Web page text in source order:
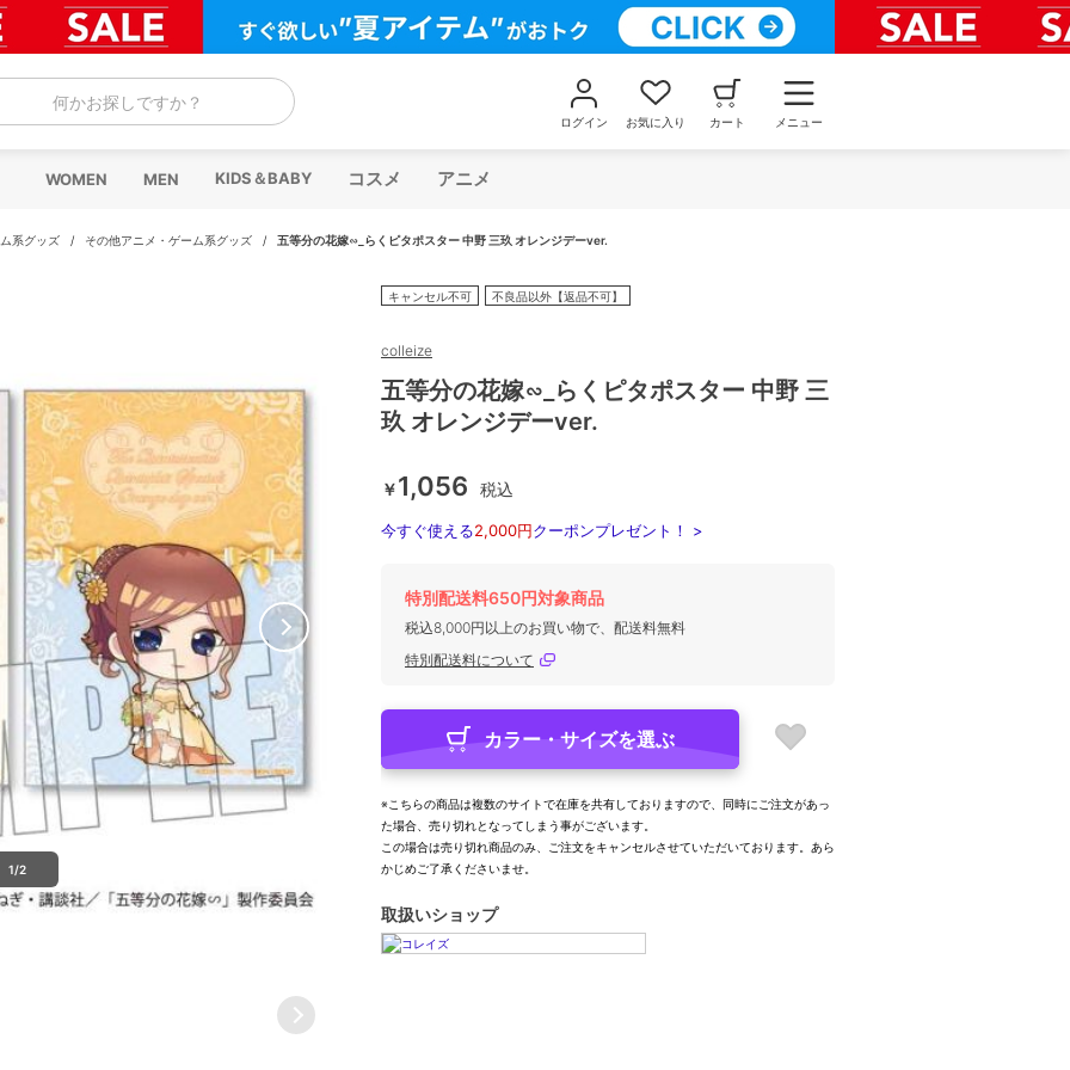
何かお探しですか？
ログイン お気に入り カート メニュー
WOMEN MEN KIDS＆BABY コスメ アニメ
系グッズ / その他アニメ・ゲーム系グッズ / 五等分の花嫁∽_らくピタポスター 中野 三玖 オレンジデーver.
1/2
キャンセル不可 不良品以外【返品不可】
colleize
五等分の花嫁∽_らくピタポスター 中野 三
玖 オレンジデーver.
￥1,056 税込
今すぐ使える2,000円クーポンプレゼント！ >
特別配送料650円対象商品
税込8,000円以上のお買い物で、配送料無料
特別配送料について
カラー・サイズを選ぶ
※こちらの商品は複数のサイトで在庫を共有しておりますので、同時にご注文があっ
た場合、売り切れとなってしまう事がございます。
この場合は売り切れ商品のみ、ご注文をキャンセルさせていただいております。あら
かじめご了承くださいませ。
取扱いショップ